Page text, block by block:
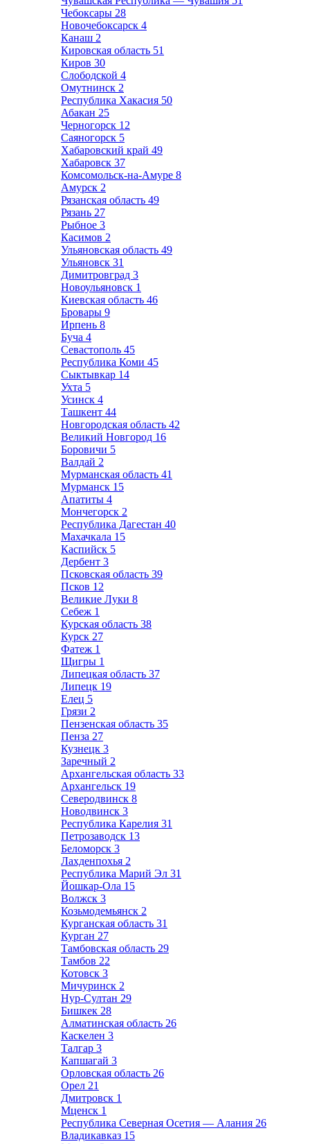
Чебоксары 28
Новочебоксарск 4
Канаш 2
Кировская область 51
Киров 30
Слободской 4
Омутнинск 2
Республика Хакасия 50
Абакан 25
Черногорск 12
Саяногорск 5
Хабаровский край 49
Хабаровск 37
Комсомольск-на-Амуре 8
Амурск 2
Рязанская область 49
Рязань 27
Рыбное 3
Касимов 2
Ульяновская область 49
Ульяновск 31
Димитровград 3
Новоульяновск 1
Киевская область 46
Бровары 9
Ирпень 8
Буча 4
Севастополь 45
Республика Коми 45
Сыктывкар 14
Ухта 5
Усинск 4
Ташкент 44
Новгородская область 42
Великий Новгород 16
Боровичи 5
Валдай 2
Мурманская область 41
Мурманск 15
Апатиты 4
Мончегорск 2
Республика Дагестан 40
Махачкала 15
Каспийск 5
Дербент 3
Псковская область 39
Псков 12
Великие Луки 8
Себеж 1
Курская область 38
Курск 27
Фатеж 1
Щигры 1
Липецкая область 37
Липецк 19
Елец 5
Грязи 2
Пензенская область 35
Пенза 27
Кузнецк 3
Заречный 2
Архангельская область 33
Архангельск 19
Северодвинск 8
Новодвинск 3
Республика Карелия 31
Петрозаводск 13
Беломорск 3
Лахденпохья 2
Республика Марий Эл 31
Йошкар-Ола 15
Волжск 3
Козьмодемьянск 2
Курганская область 31
Курган 27
Тамбовская область 29
Тамбов 22
Котовск 3
Мичуринск 2
Нур-Султан 29
Бишкек 28
Алматинская область 26
Каскелен 3
Талгар 3
Капшагай 3
Орловская область 26
Орел 21
Дмитровск 1
Мценск 1
Республика Северная Осетия — Алания 26
Владикавказ 15